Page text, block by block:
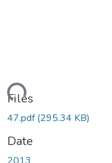
Files
47.pdf(295.34 KB)
Date